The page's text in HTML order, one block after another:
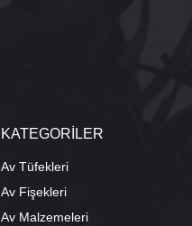
KATEGORİLER
Av Tüfekleri
Av Fişekleri
Av Malzemeleri